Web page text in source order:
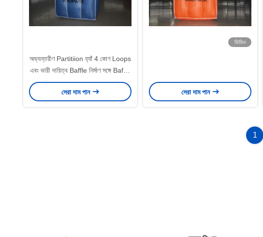
অভ্যন্তরীণ Partitiion হ্যাঁ 4 কোণ Loops
এবং ভারী দায়িত্ব Baffle নির্মাণ সঙ্গে Baffle
ব্যাগ
সেরা দাম পান
ভিডিও
সেরা দাম পান
1